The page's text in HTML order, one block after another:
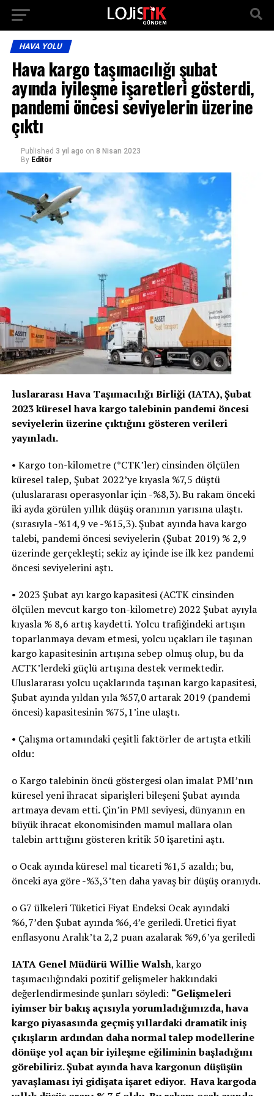
HAVA YOLU
Hava kargo taşımacılığı şubat
ayında iyileşme işaretleri gösterdi,
pandemi öncesi seviyelerin üzerine
çıktı
Published 3 yıl ago on 8 Nisan 2023
By Editör
luslararası Hava Taşımacılığı Birliği (IATA), Şubat
2023 küresel hava kargo talebinin pandemi öncesi
seviyelerin üzerine çıktığını gösteren verileri
yayınladı.
• Kargo ton-kilometre (*CTK’ler) cinsinden ölçülen
küresel talep, Şubat 2022’ye kıyasla %7,5 düştü
(uluslararası operasyonlar için -%8,3). Bu rakam önceki
iki ayda görülen yıllık düşüş oranının yarısına ulaştı.
(sırasıyla -%14,9 ve -%15,3). Şubat ayında hava kargo
talebi, pandemi öncesi seviyelerin (Şubat 2019) % 2,9
üzerinde gerçekleşti; sekiz ay içinde ise ilk kez pandemi
öncesi seviyelerini aştı.
• 2023 Şubat ayı kargo kapasitesi (ACTK cinsinden
ölçülen mevcut kargo ton-kilometre) 2022 Şubat ayıyla
kıyasla % 8,6 artış kaydetti. Yolcu trafiğindeki artışın
toparlanmaya devam etmesi, yolcu uçakları ile taşınan
kargo kapasitesinin artışına sebep olmuş olup, bu da
ACTK’lerdeki güçlü artışına destek vermektedir.
Uluslararası yolcu uçaklarında taşınan kargo kapasitesi,
Şubat ayında yıldan yıla %57,0 artarak 2019 (pandemi
öncesi) kapasitesinin %75,1’ine ulaştı.
• Çalışma ortamındaki çeşitli faktörler de artışta etkili
oldu:
o Kargo talebinin öncü göstergesi olan imalat PMI’nın
küresel yeni ihracat siparişleri bileşeni Şubat ayında
artmaya devam etti. Çin’in PMI seviyesi, dünyanın en
büyük ihracat ekonomisinden mamul mallara olan
talebin arttığını gösteren kritik 50 işaretini aştı.
o Ocak ayında küresel mal ticareti %1,5 azaldı; bu,
önceki aya göre -%3,3’ten daha yavaş bir düşüş oranıydı.
o G7 ülkeleri Tüketici Fiyat Endeksi Ocak ayındaki
%6,7’den Şubat ayında %6,4’e geriledi. Üretici fiyat
enflasyonu Aralık’ta 2,2 puan azalarak %9,6’ya geriledi
IATA Genel Müdürü Willie Walsh, kargo
taşımacılığındaki pozitif gelişmeler hakkındaki
değerlendirmesinde şunları söyledi: “Gelişmeleri
iyimser bir bakış açısıyla yorumladığımızda, hava
kargo piyasasında geçmiş yıllardaki dramatik iniş
çıkışların ardından daha normal talep modellerine
dönüşe yol açan bir iyileşme eğiliminin başladığını
görebiliriz. Şubat ayında hava kargonun düşüşün
yavaşlaması iyi gidişata işaret ediyor. Hava kargoda